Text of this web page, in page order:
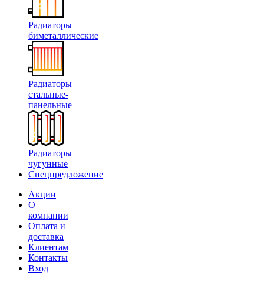
Радиаторы
биметаллические
Радиаторы
стальные-
панельные
Радиаторы
чугунные
Спецпредложение
Акции
О
компании
Оплата и
доставка
Клиентам
Контакты
Вход